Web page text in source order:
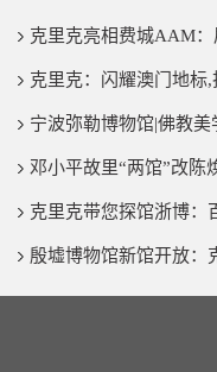
克里克亮相费城AAM：
克里克：闪耀澳门地
宁波弥勒博物馆|佛教
邓小平故里“两馆”改
克里克带您探馆浙博：